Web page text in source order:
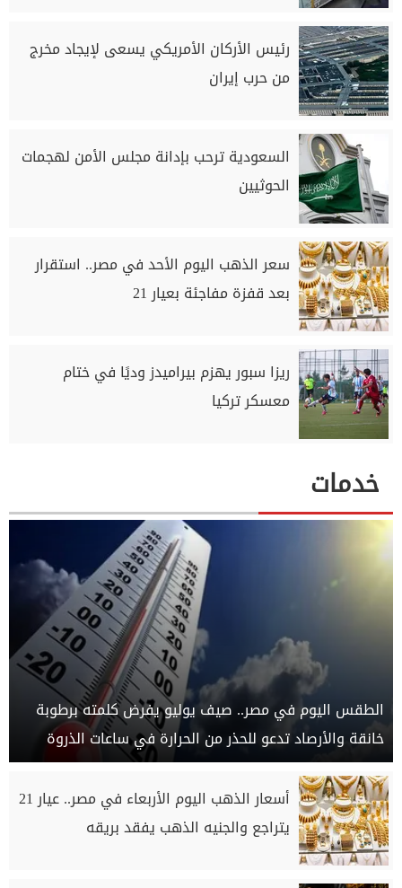
رئيس الأركان الأمريكي يسعى لإيجاد مخرج
من حرب إيران
السعودية ترحب بإدانة مجلس الأمن لهجمات
الحوثيين
سعر الذهب اليوم الأحد في مصر.. استقرار
بعد قفزة مفاجئة بعيار 21
ريزا سبور يهزم بيراميدز وديًا في ختام
معسكر تركيا
خدمات
الطقس اليوم في مصر.. صيف يوليو يفرض كلمته برطوبة
خانقة والأرصاد تدعو للحذر من الحرارة في ساعات الذروة
أسعار الذهب اليوم الأربعاء في مصر.. عيار 21
يتراجع والجنيه الذهب يفقد بريقه